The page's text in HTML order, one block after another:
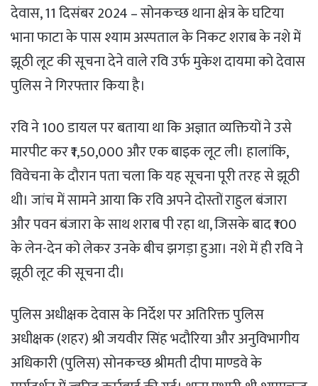
देवास, 11 दिसंबर 2024 – सोनकच्छ थाना क्षेत्र के घटिया
भाना फाटा के पास श्याम अस्पताल के निकट शराब के नशे में
झूठी लूट की सूचना देने वाले रवि उर्फ मुकेश दायमा को देवास
पुलिस ने गिरफ्तार किया है।
रवि ने 100 डायल पर बताया था कि अज्ञात व्यक्तियों ने उसे
मारपीट कर ₹1,50,000 और एक बाइक लूट ली। हालांकि,
विवेचना के दौरान पता चला कि यह सूचना पूरी तरह से झूठी
थी। जांच में सामने आया कि रवि अपने दोस्तों राहुल बंजारा
और पवन बंजारा के साथ शराब पी रहा था, जिसके बाद ₹100
के लेन-देन को लेकर उनके बीच झगड़ा हुआ। नशे में ही रवि ने
झूठी लूट की सूचना दी।
पुलिस अधीक्षक देवास के निर्देश पर अतिरिक्त पुलिस
अधीक्षक (शहर) श्री जयवीर सिंह भदौरिया और अनुविभागीय
अधिकारी (पुलिस) सोनकच्छ श्रीमती दीपा माण्डवे के